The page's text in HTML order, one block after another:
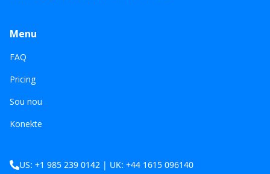
Menu
FAQ
Pricing
Sou nou
Konekte
US: +1 985 239 0142 | UK: +44 1615 096140